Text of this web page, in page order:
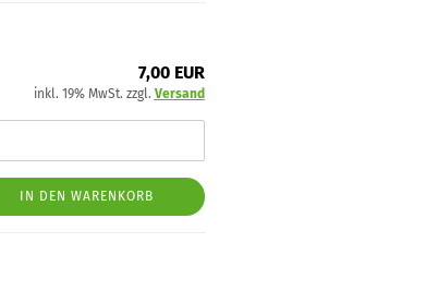
7,00 EUR
inkl. 19% MwSt. zzgl. Versand
IN DEN WARENKORB